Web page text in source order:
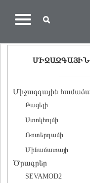
ՄԻՋԱԶԳԱՅԻՆ
Միջազգային
Բազելի
Ստոկհոլմի
Ռոտերդամի
Մինամատայի
Ծրագրեր
SEVAMOD2